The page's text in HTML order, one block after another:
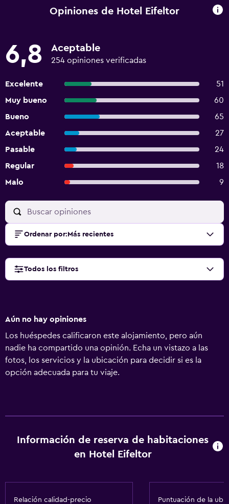
Opiniones de Hotel Eifeltor
6,8 Aceptable
254 opiniones verificadas
Excelente
51
Muy bueno
60
Bueno
65
Aceptable
27
Pasable
24
Regular
18
Malo
9
Ordenar por: Más recientes
Todos los filtros
Aún no hay opiniones
Los huéspedes calificaron este alojamiento, pero aún
nadie ha compartido una opinión. Echa un vistazo a las
fotos, los servicios y la ubicación para decidir si es la
opción adecuada para tu viaje.
Información de reserva de habitaciones
en Hotel Eifeltor
Relación calidad-precio Puntuación de la